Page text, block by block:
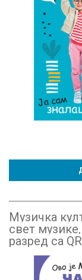
Музичка
свет
разред са